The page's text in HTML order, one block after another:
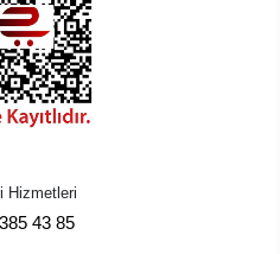
Hizmetleri
43 85